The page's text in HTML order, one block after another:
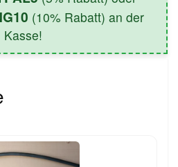
(10% Rabatt) an der
Kasse!